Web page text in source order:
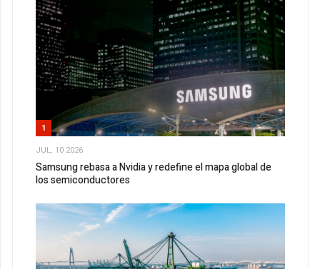
1
JUL, 10 2026
Samsung rebasa a Nvidia y redefine el mapa global de
los semiconductores